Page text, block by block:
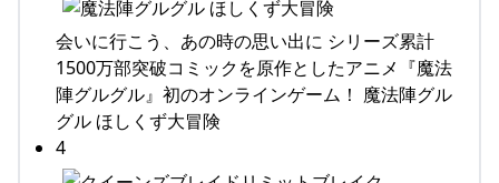
会いに行こう、あの時の思い出に シリーズ累計
1500万部突破コミックを原作としたアニメ『魔法
陣グルグル』初のオンラインゲーム！ 魔法陣グル
グル ほしくず大冒険
4